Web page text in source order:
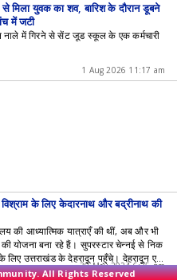
युवक का शव, बारिश के दौरान डूबने
में जुटी
नाले में गिरने से सेंट जूड स्कूल के एक कर्मचारी
1 Aug 2026 11:17 am
के लिए केदारनाथ और बद्रीनाथ की
की आध्यात्मिक यात्राएँ की थीं, अब और भी
योजना बना रहे हैं। सुपरस्टार चेन्नई से निक
उत्तराखंड के देहरादून पहुँचे। देहरादून एय
यात्राओं के बारे में ANI से बात की।
30 May 2024 6:25 pm
All Rights Reserved